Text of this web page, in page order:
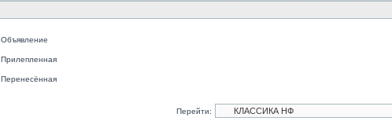
Объявление
Прилепленная
Перенесённая
Перейти: